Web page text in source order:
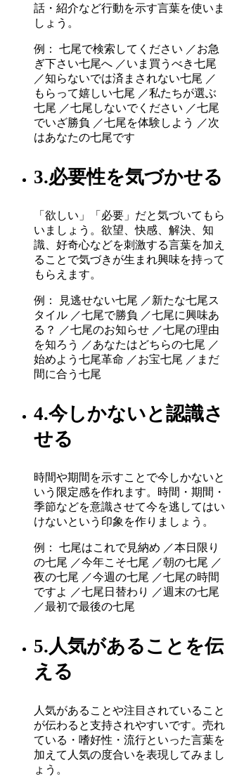
話・紹介など行動を示す言葉を使いま
しょう。
例： 七尾で検索してください ／お急
ぎ下さい七尾へ ／いま買うべき七尾
／知らないでは済まされない七尾 ／
もらって嬉しい七尾 ／私たちが選ぶ
七尾 ／七尾しないでください ／七尾
でいざ勝負 ／七尾を体験しよう ／次
はあなたの七尾です
3.必要性を気づかせる
「欲しい」「必要」だと気づいてもら
いましょう。欲望、快感、解決、知
識、好奇心などを刺激する言葉を加え
ることで気づきが生まれ興味を持って
もらえます。
例： 見逃せない七尾 ／新たな七尾ス
タイル ／七尾で勝負 ／七尾に興味あ
る？ ／七尾のお知らせ ／七尾の理由
を知ろう ／あなたはどちらの七尾 ／
始めよう七尾革命 ／お宝七尾 ／まだ
間に合う七尾
4.今しかないと認識さ
せる
時間や期間を示すことで今しかないと
いう限定感を作れます。時間・期間・
季節などを意識させて今を逃してはい
けないという印象を作りましょう。
例： 七尾はこれで見納め ／本日限り
の七尾 ／今年こそ七尾 ／朝の七尾 ／
夜の七尾 ／今週の七尾 ／七尾の時間
ですよ ／七尾日替わり ／週末の七尾
／最初で最後の七尾
5.人気があることを伝
える
人気があることや注目されていること
が伝わると支持されやすいです。売れ
ている・嗜好性・流行といった言葉を
加えて人気の度合いを表現してみまし
ょう。